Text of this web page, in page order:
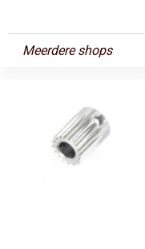
Meerdere shops